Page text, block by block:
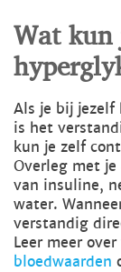
Wat
Als je bij jezelf
is het
kun je zelf
Overleg met
van insuline,
water.
verstandig
Leer meer
bloedwaarden